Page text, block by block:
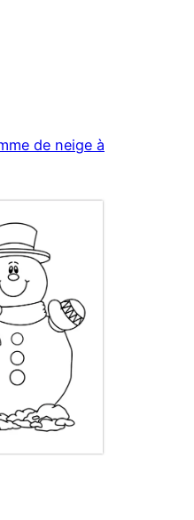
de neige à